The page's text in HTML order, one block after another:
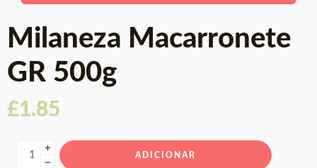
Milaneza Macarronete
GR 500g
£1.85
ADICIONAR